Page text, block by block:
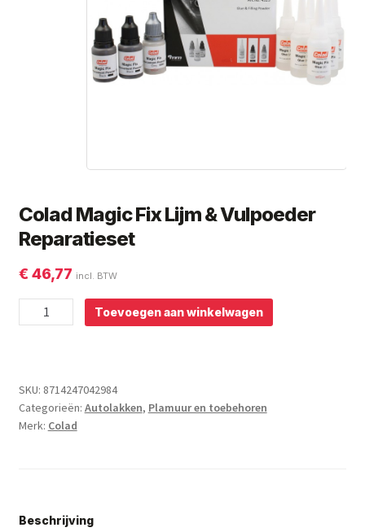
Giorgio Graesan and Friends
Colad Magic Fix Lijm & Vulpoeder
Reparatieset
€ 46,77 incl. BTW
Colad
Magic
Reparatieset
aantal
Toevoegen aan winkelwagen
SKU: 8714247042984
Categorieën: Autolakken, Plamuur en toebehoren
Merk: Colad
Beschrijving